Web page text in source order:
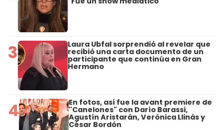
3 Laura Ubfal sorprendió al revelar que
recibió una carta documento de un
participante que continúa en Gran
Hermano
4 En fotos, así fue la avant premiere de
"Canelones" con Darío Barassi,
Agustín Aristarán, Verónica Llinás y
César Bordón